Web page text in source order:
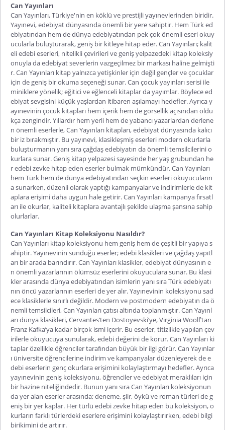
Can Yayınları
Can Yayınları, Türkiye'nin en köklü ve prestijli yayınevlerinden biridir.
Yayınevi, edebiyat dünyasında önemli bir yere sahiptir. Hem Türk ed
ebiyatından hem de dünya edebiyatından pek çok önemli eseri okuy
ucularla buluşturarak, geniş bir kitleye hitap eder.Can Yayınları; kalit
eli edebi eserleri, nitelikli çevirileri ve geniş yelpazedeki kitap koleksiy
onuyla da edebiyat severlerin vazgeçilmez bir markası haline gelmişti
r.Can Yayınları kitapyalnızca yetişkinler için değil gençler ve çocuklar
için de geniş bir okuma seçeneği sunar.Can çocuk yayınlarıserisi ile
miniklere yönelik; eğitici ve eğlenceli kitaplar da yayımlar. Böylece ed
ebiyat sevgisini küçük yaşlardan itibaren aşılamayı hedefler. Ayrıca y
ayınevinin çocuk kitapları hem içerik hem de görsellik açısından oldu
kça zengindir. Yıllardır hem yerli hem de yabancı yazarlardan derlene
n önemli eserlerle, Can Yayınları kitapları, edebiyat dünyasında kalıcı
bir iz bırakmıştır. Bu yayınevi, klasikleşmiş eserleri modern okurlarla
buluşturmanın yanı sıra çağdaş edebiyatın da önemli temsilcilerini o
kurlara sunar. Geniş kitap yelpazesi sayesinde her yaş grubundan he
r edebi zevke hitap eden eserler bulmak mümkündür. Can Yayınları
hem Türk hem de dünya edebiyatından seçkin eserleri okuyucuların
a sunarken, düzenli olarak yaptığı kampanyalar ve indirimlerle de kit
aplara erişimi daha uygun hale getirir.Can Yayınları kampanyafırsatl
arı ile okurlar, kaliteli kitaplara avantajlı şekilde ulaşma şansına sahip
olurlarlar.
Can Yayınları Kitap Koleksiyonu Nasıldır?
Can Yayınları kitap koleksiyonu hem geniş hem de çeşitli bir yapıya s
ahiptir. Yayınevinin sunduğu eserler; edebi klasikleri ve çağdaş yapıtl
arı bir arada barındırır.Can Yayınları klasikler, edebiyat dünyasının e
n önemli yazarlarının ölümsüz eserlerini okuyuculara sunar. Bu klasi
kler arasında dünya edebiyatından isimlerin yanı sıra Türk edebiyatı
nın öncü yazarlarının eserleri de yer alır. Yayınevinin koleksiyonu sad
ece klasiklerle sınırlı değildir. Modern ve postmodern edebiyatın da ö
nemli temsilcileri, Can Yayınları çatısı altında toplanmıştır.Can Yayınl
arı dünya klasikleri, Cervantes’ten Dostoyevski’ye, Virginia Woolf’tan
Franz Kafka’ya kadar birçok ismi içerir. Bu eserler, titizlikle yapılan çev
irilerle okuyucuya sunularak, edebi değerini de korur. Can Yayınları ki
taplar özellikle öğrenciler tarafından büyük bir ilgi görür.Can Yayınlar
ı üniversite öğrencilerine indirim ve kampanyalar düzenleyerek de e
debi eserlerin genç okurlara erişimini kolaylaştırmayı hedefler. Ayrıca
yayınevinin geniş koleksiyonu, öğrenciler ve edebiyat meraklıları için
bir hazine niteliğindedir. Bunun yanı sıra Can Yayınları koleksiyonun
da yer alan eserler arasında; deneme, şiir, öykü ve roman türleri de g
eniş bir yer kaplar. Her türlü edebi zevke hitap eden bu koleksiyon, o
kurların farklı türlerdeki eserlere erişimini kolaylaştırırken, edebi bilgi
birikimini de artırır.